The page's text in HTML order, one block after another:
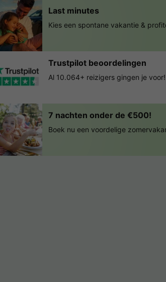
Last minutes
Kies een spontane vakantie &
Trustpilot beoordelingen
Al 10.064+ reizigers gingen je
7 nachten onder de €500!
Boek nu een voordelige